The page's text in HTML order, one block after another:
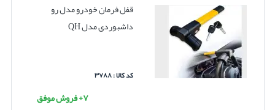
قفل فرمان خودرو مدل رو
داشبوردی مدل QH
کد کالا : ۳۷۸۸
۷+ فروش موفق